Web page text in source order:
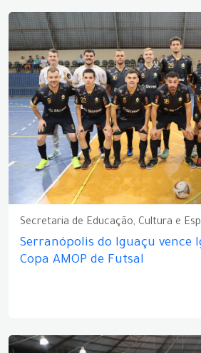
Secretaria de Educação, Cultura e
Serranópolis do Iguaçu vence
Copa AMOP de Futsal